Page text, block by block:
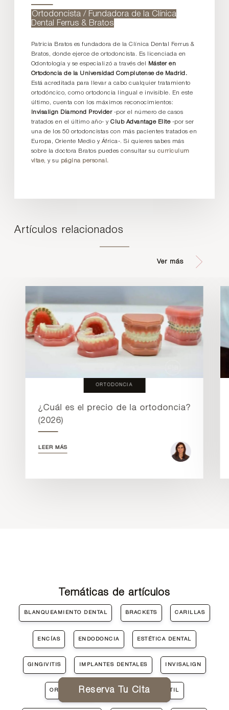
Ortodoncista / Fundadora de la Clínica
Dental Ferrus & Bratos
Patricia Bratos es fundadora de la Clínica Dental Ferrus &
Bratos, donde ejerce de ortodoncista. Es licenciada en
Odontología y se especializó a través del
Máster en
Ortodoncia de la Universidad Complutense de Madrid.
Está acreditada para llevar a cabo cualquier tratamiento
ortodóncico, como ortodoncia lingual e invisible. En este
último, cuenta con los máximos reconocimientos:
Invisalign Diamond Provider-por el número de casos
tratados en el último año- yClub Advantage Elite-por ser
una de los 50 ortodoncistas con más pacientes tratados en
Europa, Oriente Medio y África-. Si quieres sabes más
sobre la doctora Bratos puedes consultar su curriculum
vitae, y su página personal.
Artículos relacionados
Ver más
ORTODONCIA
¿Cuál es el precio de la ortodoncia?
(2026)
LEER MÁS
Temáticas de artículos
BLANQUEAMIENTO DENTAL BRACKETS CARILLAS
ENCÍAS ENDODONCIA ESTÉTICA DENTAL
GINGIVITIS IMPLANTES DENTALES INVISALIGN
ORTODONCIA ORTODONCIA INFANTIL
Reserva Tu Cita